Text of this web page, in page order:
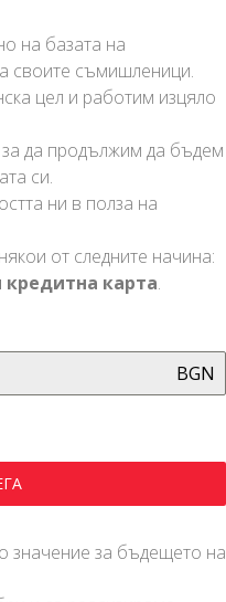
на базата на
своите съмишленици.
цел и работим изцяло
да продължим да бъдем
си.
ни в полза на
от следните начина:
карта.
BGN
значение за бъдещето на